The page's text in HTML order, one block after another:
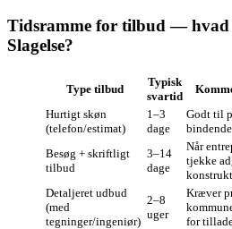
Tidsramme for tilbud — hvad
Slagelse?
Type tilbud
Typisk
svartid
Hurtigt skøn
(telefon/estimat)
1–3
dage
Godt til
bindende.
Besøg + skriftligt
tilbud
3–14
dage
Når
tjekke
Detaljeret udbud
(med
tegninger/ingeniør)
2–8
uger
Kræver
for